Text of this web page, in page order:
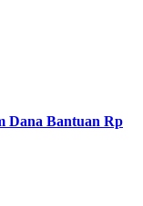
Dana Bantuan Rp